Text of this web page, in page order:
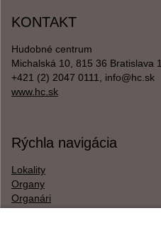
KONTAKT
Hudobné centrum
Michalská 10, 815 36 Bratislava 1
+421 (2) 2047 0111, info@hc.sk
www.hc.sk
Rýchla navigácia
Lokality
Organy
Organári